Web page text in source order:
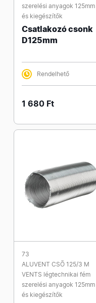
szerelési anyagok 125mm
és kiegészítők
Csatlakozó csonk
D125mm
Rendelhető
1 680 Ft
73
ALUVENT CSÕ 125/3 M
VENTS légtechnikai fém
szerelési anyagok 125mm
és kiegészítők